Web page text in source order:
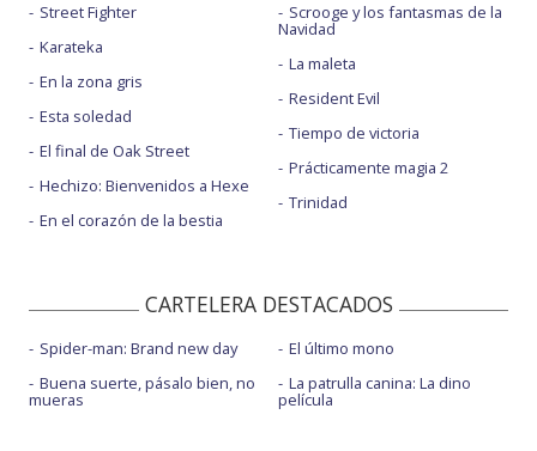
Street Fighter
Karateka
En la zona gris
Esta soledad
El final de Oak Street
Hechizo: Bienvenidos a Hexe
En el corazón de la bestia
Scrooge y los fantasmas de la
Navidad
La maleta
Resident Evil
Tiempo de victoria
Prácticamente magia 2
Trinidad
CARTELERA DESTACADOS
Spider-man: Brand new day
Buena suerte, pásalo bien, no
mueras
El último mono
La patrulla canina: La dino
película